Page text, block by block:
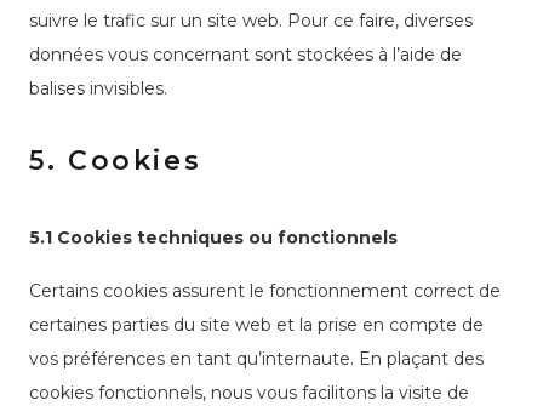
suivre le trafic sur un site web. Pour ce faire, diverses
données vous concernant sont stockées à l’aide de
balises invisibles.
5. Cookies
5.1 Cookies techniques ou fonctionnels
Certains cookies assurent le fonctionnement correct de
certaines parties du site web et la prise en compte de
vos préférences en tant qu’internaute. En plaçant des
cookies fonctionnels, nous vous facilitons la visite de